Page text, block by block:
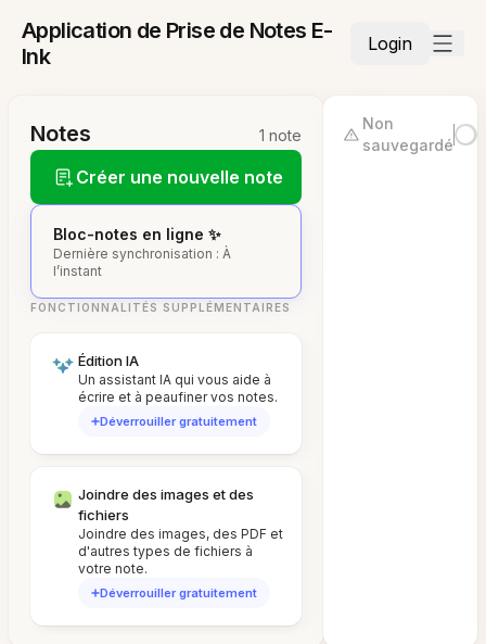
Application de Prise de Notes E-
Ink
Login
Notes 1 note
Créer une nouvelle note
Bloc-notes en ligne ✨
Dernière synchronisation : À
l’instant
FONCTIONNALITÉS SUPPLÉMENTAIRES
Édition IA
Un assistant IA qui vous aide à
écrire et à peaufiner vos notes.
Déverrouiller gratuitement
Joindre des images et des
fichiers
Joindre des images, des PDF et
d'autres types de fichiers à
votre note.
Déverrouiller gratuitement
Non
sauvegardé